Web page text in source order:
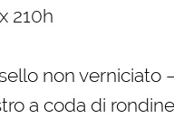
210h
non verniciato
a coda di